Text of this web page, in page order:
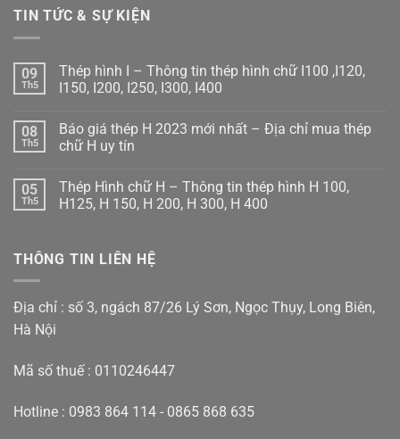
TIN TỨC & SỰ KIỆN
09
Th5
Thép hình I – Thông tin thép hình chữ I100 ,I120,
I150, I200, I250, I300, I400
bình
luận
ở
–
Thông
chữ
I100
I200,
I250,
08
Th5
Báo giá thép H 2023 mới nhất – Địa chỉ mua thép
chữ H uy tín
bình
luận
ở
H
2023
–
Địa
H
05
Th5
Thép Hình chữ H – Thông tin thép hình H 100,
H125, H 150, H 200, H 300, H 400
luận
ở
chữ
H
hình
H125,
H
THÔNG TIN LIÊN HỆ
Địa chỉ : số 3, ngách 87/26 Lý Sơn, Ngọc Thụy, Long Biên,
Hà Nội
Mã số thuế : 0110246447
Hotline : 0983 864 114 - 0865 868 635